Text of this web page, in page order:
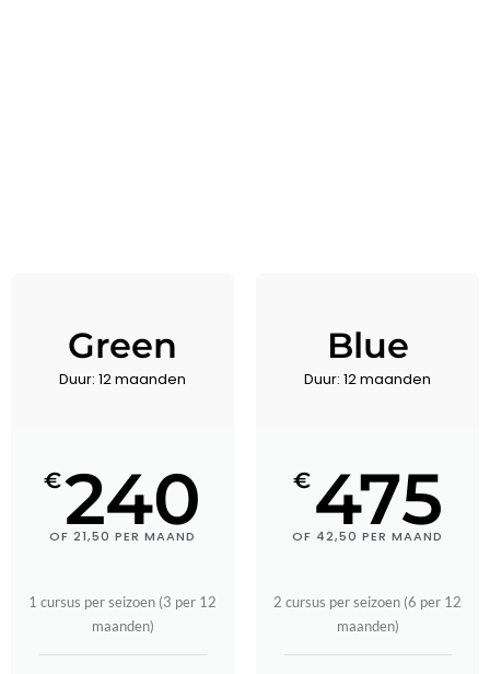
Green
Duur: 12 maanden
€240
OF 21,50 PER MAAND
1 cursus per seizoen (3 per 12
maanden)
Blue
Duur: 12 maanden
€ 475
OF 42,50 PER MAAND
2 cursus per seizoen (6 per 12
maanden)